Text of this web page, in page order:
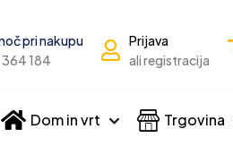
pri nakupu
364 184
Prijava
ali registracija
Dom in vrt Trgovina